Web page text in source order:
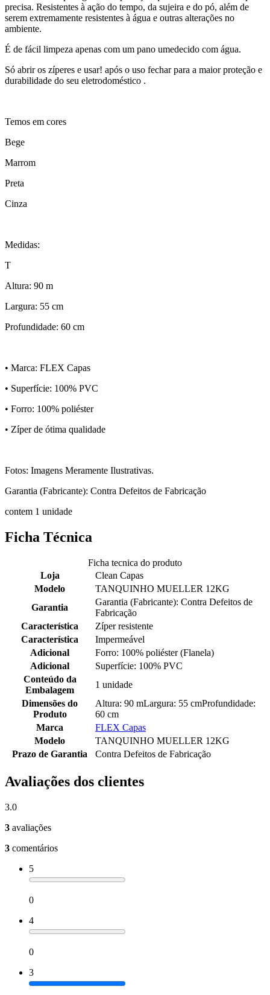
precisa. Resistentes à ação do tempo, da sujeira e do pó, além de
serem extremamente resistentes à água e outras alterações no
ambiente.
É de fácil limpeza apenas com um pano umedecido com água.
Só abrir os zíperes e usar! após o uso fechar para a maior proteção e
durabilidade do seu eletrodoméstico .
Temos em cores
Bege
Marrom
Preta
Cinza
Medidas:
T
Altura: 90 m
Largura: 55 cm
Profundidade: 60 cm
• Marca: FLEX Capas
• Superfície: 100% PVC
• Forro: 100% poliéster
• Zíper de ótima qualidade
Fotos: Imagens Meramente Ilustrativas.
Garantia (Fabricante): Contra Defeitos de Fabricação
contem 1 unidade
Ficha Técnica
Ficha tecnica do produto
Loja
Clean Capas
Modelo
TANQUINHO MUELLER 12KG
Garantia
Garantia (Fabricante): Contra Defeitos de
Fabricação
Característica
Zíper resistente
Característica
Impermeável
Adicional
Forro: 100% poliéster (Flanela)
Adicional
Superfície: 100% PVC
Conteúdo da
Embalagem
1 unidade
Dimensões do
Produto
Altura: 90 mLargura: 55 cmProfundidade:
60 cm
Marca
FLEX Capas
Modelo
TANQUINHO MUELLER 12KG
Prazo de Garantia
Contra Defeitos de Fabricação
Avaliações dos clientes
3.0
3 avaliações
3 comentários
5
0
4
0
3